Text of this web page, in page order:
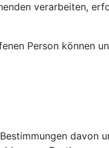
verarbeiten,
Person können
davon